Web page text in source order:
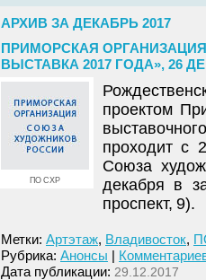
АРХИВ ЗА ДЕКАБРЬ 2017
ПРИМОРСКАЯ
ВЫСТАВКА 2017 ГОДА», 26
ПО СХР
проектом
проходит с
Союза
декабря в
проспект, 9).
Метки: Артэтаж, Владивосток,
Рубрика: Анонсы |
Дата публикации: 29.12.2017